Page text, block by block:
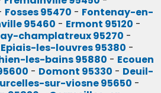
Fosses 95470 - Fontenay-en-
95460 - Ermont 95120 -
champlatreux 95270 -
Epiais-les-louvres 95380 -
les-bains 95880 - Ecouen
- Domont 95330 - Deuil-
sur-viosne 95650 -